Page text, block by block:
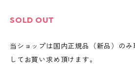
SOLD OUT
当ショップは国内正規品（新品）の
してお買い求め頂けます。